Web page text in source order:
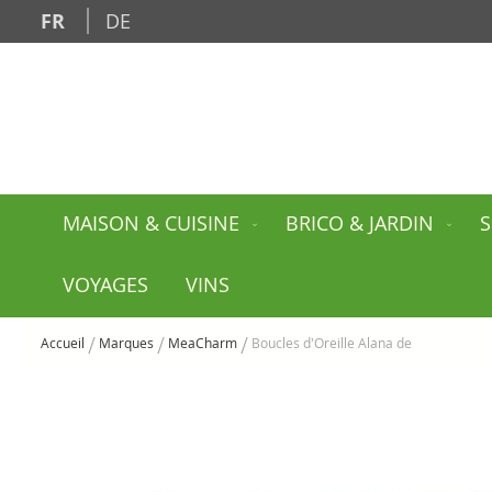
Allez
au
FR DE
MAISON & CUISINE BRICO & JARDIN
VOYAGES VINS
Accueil Marques MeaCharm Boucles d'Oreille Alana de